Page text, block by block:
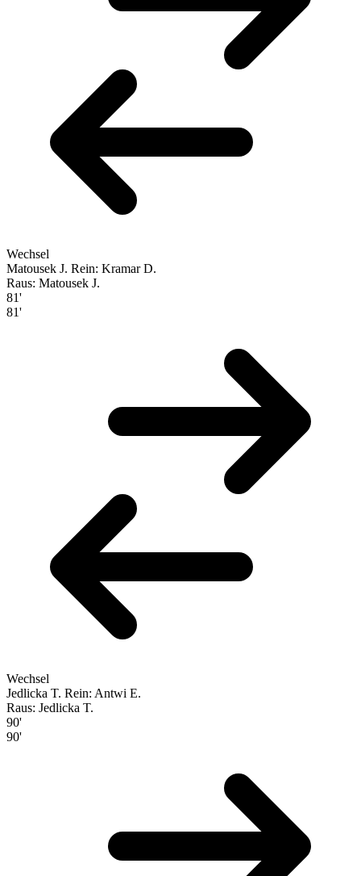
Wechsel
Matousek J. Rein: Kramar D.
Raus: Matousek J.
81'
81'
Wechsel
Jedlicka T. Rein: Antwi E.
Raus: Jedlicka T.
90'
90'